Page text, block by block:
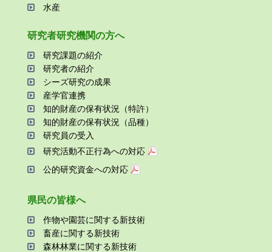
⽔産
研究者研究機関の⽅へ
研究課題の紹介
研究者の紹介
シーズ研究の成果
産学官連携
知的財産の保有状況（特許）
知的財産の保有状況（品種）
研究員の受⼊
研究活動不正⾏為への対応
公的研究資金への対応
県⺠の皆様へ
作物や園芸に関する新技術
畜産に関する新技術
森林林業に関する新技術